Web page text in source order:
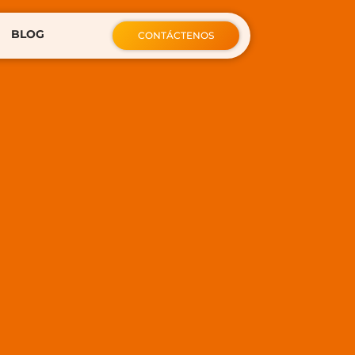
BLOG CONTÁCTENOS